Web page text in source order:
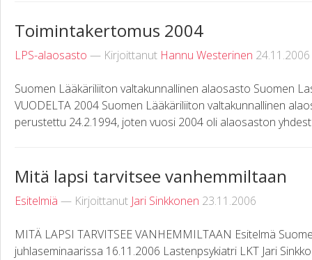
Toimintakertomus 2004
LPS-alaosasto — Kirjoittanut Hannu Westerinen 24.11.2006
Suomen Lääkäriliiton valtakunnallinen alaosasto Suomen
VUODELTA 2004 Suomen Lääkäriliiton valtakunnallinen
perustettu 24.2.1994, joten vuosi 2004 oli alaosaston
Mitä lapsi tarvitsee vanhemmiltaan
Esitelmiä — Kirjoittanut Jari Sinkkonen 23.11.2006
MITÄ LAPSI TARVITSEE VANHEMMILTAAN Esitelmä
juhlaseminaarissa 16.11.2006 Lastenpsykiatri LKT Jari